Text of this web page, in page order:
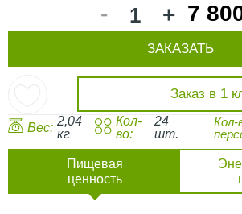
- + 7
Заказ в 1
ЗАКАЗАТЬ
Вес: 2,04
кг
Кол-
во:
24
шт.
Кол-
Пищевая
ценность